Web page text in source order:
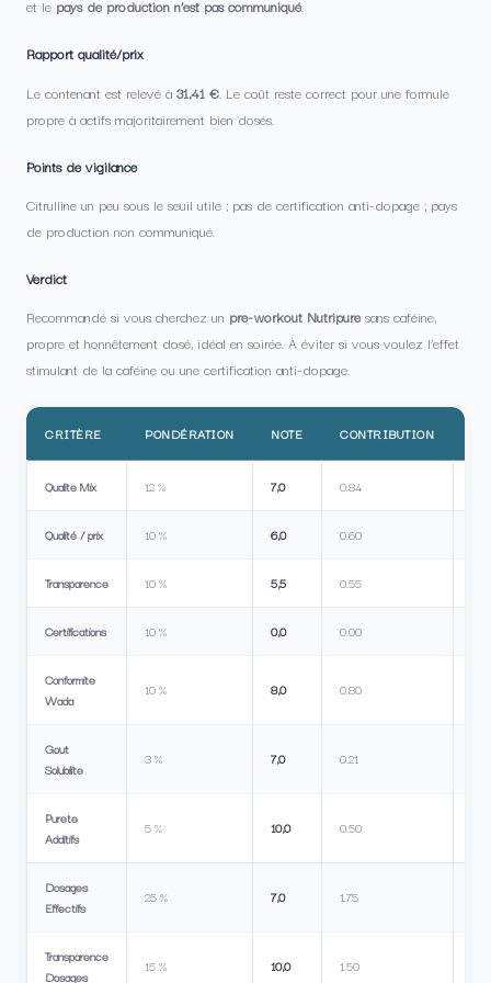
et le pays de production n’est pas communiqué.
Rapport qualité/prix
Le contenant est relevé à 31,41 € . Le coût reste correct pour une formule
propre à actifs majoritairement bien dosés.
Points de vigilance
Citrulline un peu sous le seuil utile ; pas de certification anti-dopage ; pays
de production non communiqué.
Verdict
Recommandé si vous cherchez un pre-workout Nutripure sans caféine,
propre et honnêtement dosé, idéal en soirée. À éviter si vous voulez l’effet
stimulant de la caféine ou une certification anti-dopage.
CRITÈRE PONDÉRATION NOTE CONTRIBUTION
Qualite Mix 12 % 7,0 0.84
Qualité / prix 10 % 6,0 0.60
Transparence 10 % 5,5 0.55
Certifications 10 % 0,0 0.00
Conformite
Wada
10 % 8,0 0.80
Gout
Solubilite
3 % 7,0 0.21
Purete
Additifs
5 % 10,0 0.50
Dosages
Effectifs
25 % 7,0 1.75
Transparence
Dosages
15 % 10,0 1.50